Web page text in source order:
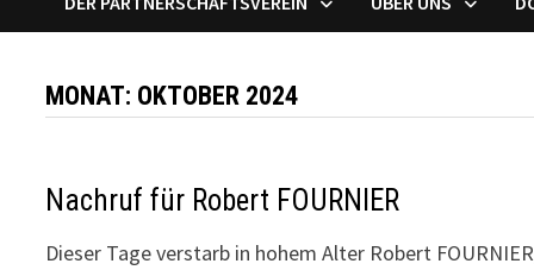
MONAT: OKTOBER 2024
Nachruf für Robert FOURNIER
Dieser Tage verstarb in hohem Alter Robert